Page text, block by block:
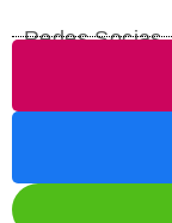
Redes Socias